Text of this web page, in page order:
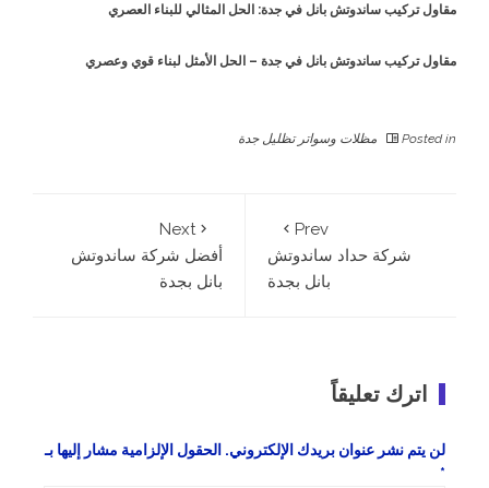
مقاول تركيب ساندوتش بانل في جدة: الحل المثالي للبناء العصري
مقاول تركيب ساندوتش بانل في جدة – الحل الأمثل لبناء قوي وعصري
Posted in مظلات وسواتر تظليل جدة
Prev
شركة حداد ساندوتش
بانل بجدة
Next
أفضل شركة ساندوتش
بانل بجدة
اترك تعليقاً
لن يتم نشر عنوان بريدك الإلكتروني. الحقول الإلزامية مشار إليها بـ
*